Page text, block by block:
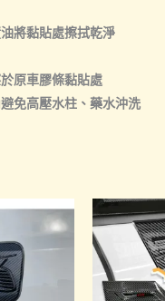
將黏貼處擦拭乾淨
原車膠條黏貼處
免高壓水柱、藥水沖洗